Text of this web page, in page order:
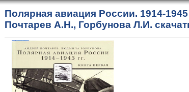
Полярная авиация России. 1914-1945
Почтарев А.Н., Горбунова Л.И.